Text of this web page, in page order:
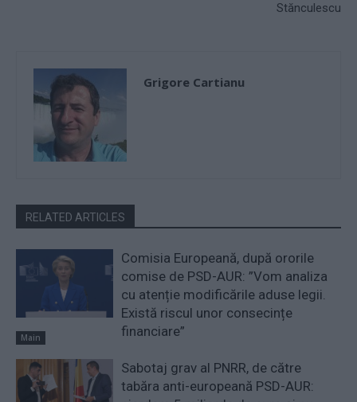
Stănculescu
Grigore Cartianu
RELATED ARTICLES
Main
Comisia Europeană, după ororile
comise de PSD-AUR: ”Vom analiza
cu atenție modificările aduse legii.
Există riscul unor consecințe
financiare”
Sabotaj grav al PNRR, de către
tabăra anti-europeană PSD-AUR: